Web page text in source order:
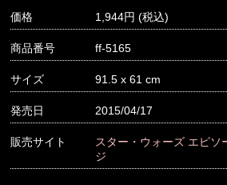
価格 1,944
商品番号 ff-5165
サイズ 91.5 x 61 cm
発売日 2015/04/17
販売サイト
スター・ウォーズ エピソ
ジ